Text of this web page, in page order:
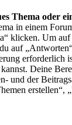
Thema oder
in einem
klicken. Um
auf
erforderlich
Deine
und der
erstellen“,